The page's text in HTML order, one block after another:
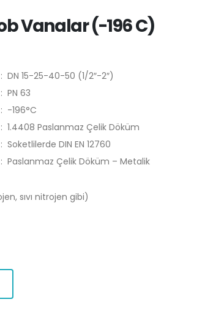
Vanalar (-196 C)
: DN 15-25-40-50 (1/2″-2″)
: PN 63
: -196°C
: 1.4408 Paslanmaz Çelik Döküm
: Soketlilerde DIN EN 12760
: Paslanmaz Çelik Döküm – Metalik
sıvı nitrojen gibi)